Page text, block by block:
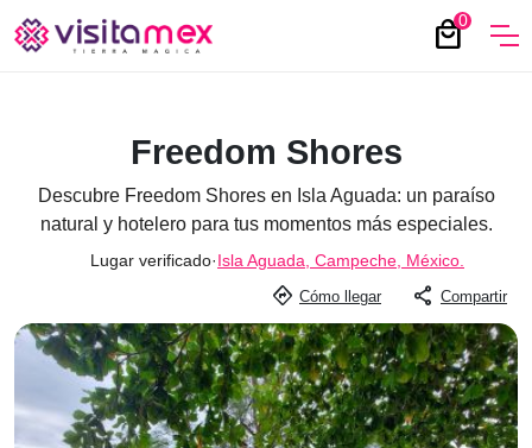
0
local_mall
Freedom Shores
Descubre Freedom Shores en Isla Aguada: un paraíso
natural y hotelero para tus momentos más especiales.
Lugar verificado·Isla Aguada, Campeche, México.
directions Cómo llegar share Compartir